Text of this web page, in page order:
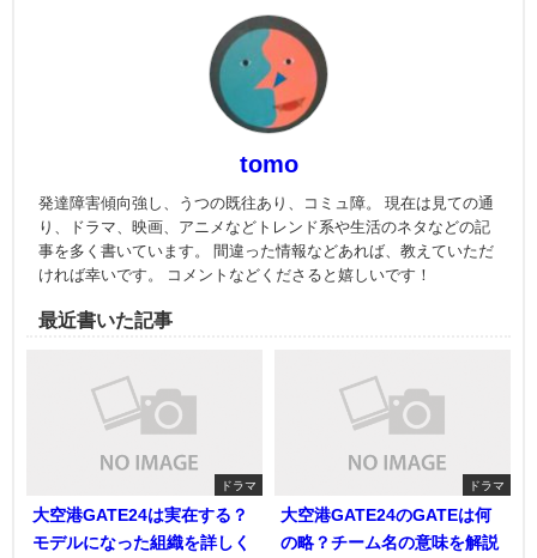
tomo
発達障害傾向強し、うつの既往あり、コミュ障。 現在は見ての通
り、ドラマ、映画、アニメなどトレンド系や生活のネタなどの記
事を多く書いています。 間違った情報などあれば、教えていただ
ければ幸いです。 コメントなどくださると嬉しいです！
最近書いた記事
ドラマ
大空港GATE24は実在する？
モデルになった組織を詳しく
ドラマ
大空港GATE24のGATEは何
の略？チーム名の意味を解説